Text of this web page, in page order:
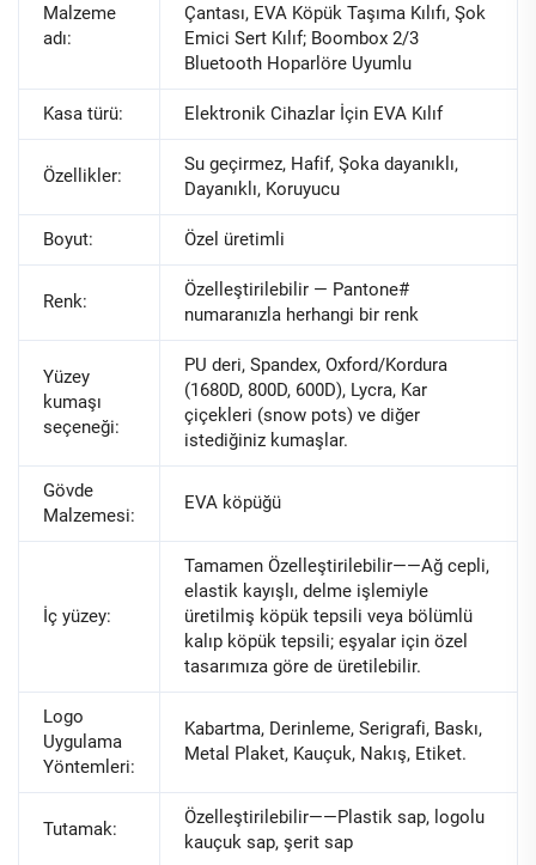
Malzeme
adı:
Çantası, EVA Köpük Taşıma Kılıfı, Şok
Emici Sert Kılıf; Boombox 2/3
Bluetooth Hoparlöre Uyumlu
Kasa türü: Elektronik Cihazlar İçin EVA Kılıf
Özellikler:
Su geçirmez, Hafif, Şoka dayanıklı,
Dayanıklı, Koruyucu
Boyut: Özel üretimli
Renk:
Özelleştirilebilir — Pantone#
numaranızla herhangi bir renk
Yüzey
kumaşı
seçeneği:
PU deri, Spandex, Oxford/Kordura
(1680D, 800D, 600D), Lycra, Kar
çiçekleri (snow pots) ve diğer
istediğiniz kumaşlar.
Gövde
Malzemesi:
EVA köpüğü
İç yüzey:
Tamamen Özelleştirilebilir——Ağ cepli,
elastik kayışlı, delme işlemiyle
üretilmiş köpük tepsili veya bölümlü
kalıp köpük tepsili; eşyalar için özel
tasarımıza göre de üretilebilir.
Logo
Uygulama
Yöntemleri:
Kabartma, Derinleme, Serigrafi, Baskı,
Metal Plaket, Kauçuk, Nakış, Etiket.
Tutamak:
Özelleştirilebilir——Plastik sap, logolu
kauçuk sap, şerit sap